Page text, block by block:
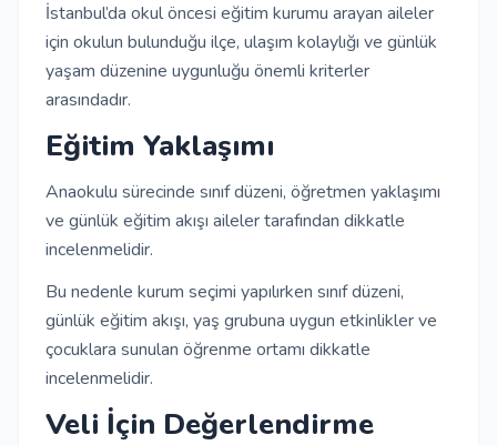
İstanbul’da okul öncesi eğitim kurumu arayan aileler
için okulun bulunduğu ilçe, ulaşım kolaylığı ve günlük
yaşam düzenine uygunluğu önemli kriterler
arasındadır.
Eğitim Yaklaşımı
Anaokulu sürecinde sınıf düzeni, öğretmen yaklaşımı
ve günlük eğitim akışı aileler tarafından dikkatle
incelenmelidir.
Bu nedenle kurum seçimi yapılırken sınıf düzeni,
günlük eğitim akışı, yaş grubuna uygun etkinlikler ve
çocuklara sunulan öğrenme ortamı dikkatle
incelenmelidir.
Veli İçin Değerlendirme